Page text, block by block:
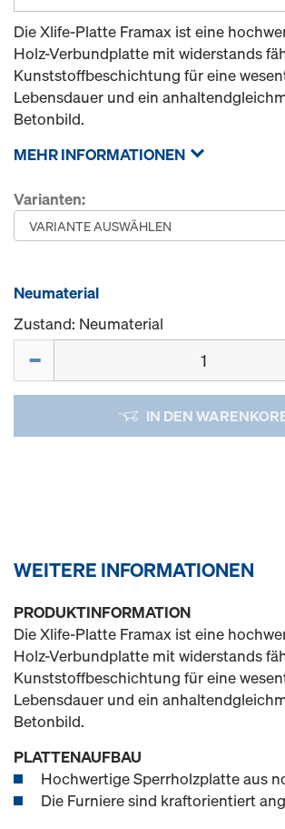
Die Xlife-Platte Framax ist eine
Holz-Verbundplatte mit widerstands
Kunststoffbeschichtung für eine
Lebensdauer und ein
Betonbild.
MEHR INFORMATIONEN
Varianten:
Neumaterial
Zustand: Neumaterial
IN DEN
WEITERE INFORMATIONEN
PRODUKTINFORMATION
Die Xlife-Platte Framax ist eine
Holz-Verbundplatte mit widerstands
Kunststoffbeschichtung für eine
Lebensdauer und ein
Betonbild.
PLATTENAUFBAU
Hochwertige Sperrholzplatte aus
Die Furniere sind kraftorientiert